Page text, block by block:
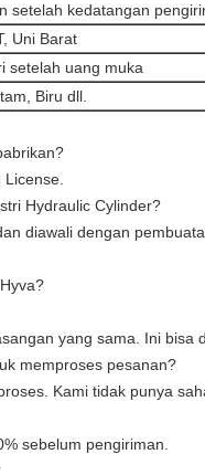
setelah kedatangan
Uni Barat
setelah uang muka
Biru dll.
Hydraulic Cylinder?
diawali dengan
yang sama. Ini bisa
memproses pesanan?
Kami tidak punya
sebelum pengiriman.